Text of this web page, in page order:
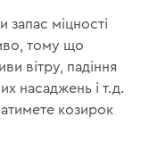
запас міцності
тому що
вітру, падіння
насаджень і т.д.
козирок